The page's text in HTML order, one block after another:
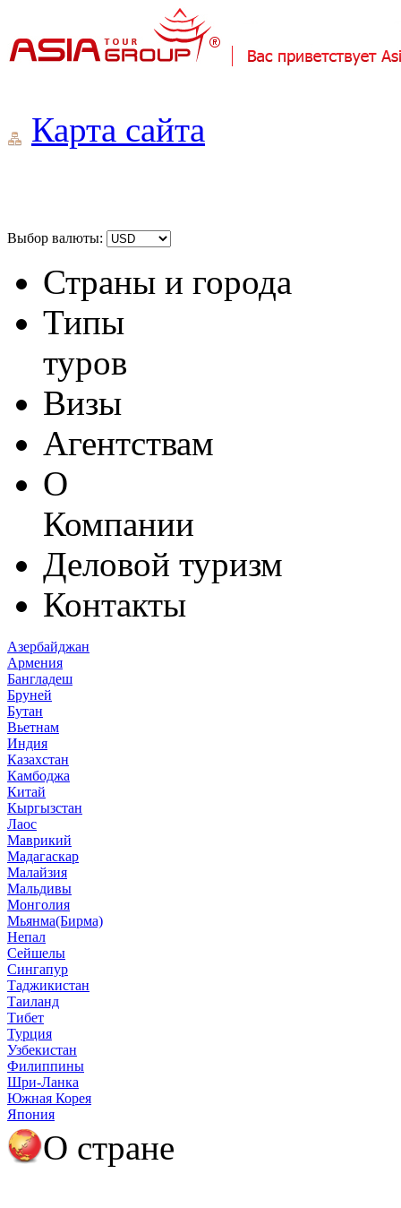
Карта сайта
Выбор валюты:
Страны и города
Типы
туров
Визы
Агентствам
О
Компании
Деловой туризм
Контакты
Азербайджан
Армения
Бангладеш
Бруней
Бутан
Вьетнам
Индия
Казахстан
Камбоджа
Китай
Кыргызстан
Лаос
Маврикий
Мадагаскар
Малайзия
Мальдивы
Монголия
Мьянма(Бирма)
Непал
Сейшелы
Сингапур
Таджикистан
Таиланд
Тибет
Турция
Узбекистан
Филиппины
Шри-Ланка
Южная Корея
Япония
О стране